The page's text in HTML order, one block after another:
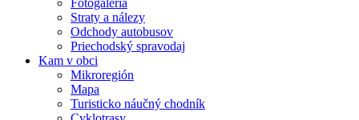
Fotogaléria
Straty a nálezy
Odchody autobusov
Priechodský spravodaj
Kam v obci
Mikroregión
Mapa
Turisticko náučný chodník